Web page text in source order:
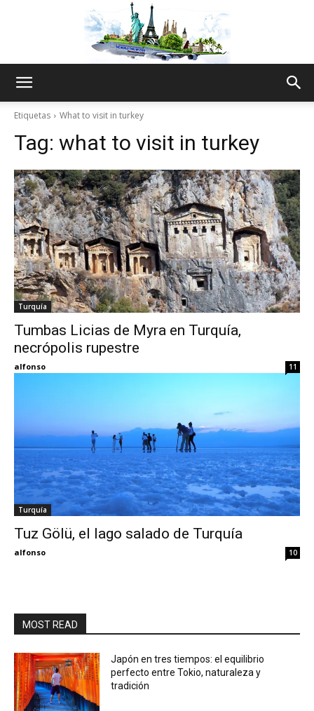
Thru
My
Etiquetas What to visit in turkey
Tag: what to visit in turkey
Turquía
Tumbas Licias de Myra en Turquía,
necrópolis rupestre
alfonso 11
Turquía
Tuz Gölü, el lago salado de Turquía
alfonso 10
MOST READ
Japón en tres tiempos: el equilibrio
perfecto entre Tokio, naturaleza y
tradición